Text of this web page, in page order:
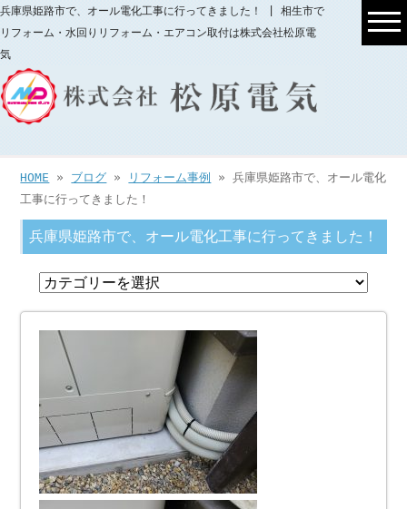
兵庫県姫路市で、オール電化工事に行ってきました！ | 相生市で
リフォーム・水回りリフォーム・エアコン取付は株式会社松原電
気
HOME » ブログ » リフォーム事例
» 兵庫県姫路市で、オール電化
工事に行ってきました！
兵庫県姫路市で、オール電化工事に行ってきました！